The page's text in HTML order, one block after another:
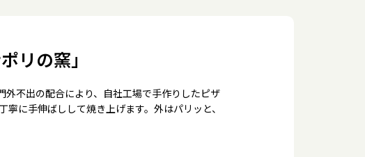
リの窯」
不出の配合により、自社工場で手作りしたピザ
に手伸ばしして焼き上げます。外はパリッと、